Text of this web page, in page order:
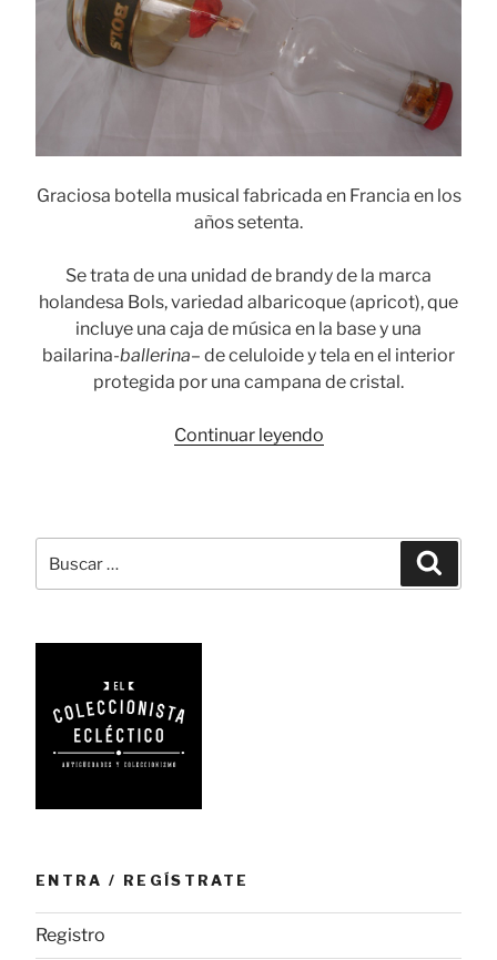
Graciosa botella musical fabricada en Francia en los
años setenta.
Se trata de una unidad de brandy de la marca
holandesa Bols, variedad albaricoque (apricot), que
incluye una caja de música en la base y una
bailarina-ballerina– de celuloide y tela en el interior
protegida por una campana de cristal.
Continuar leyendo«La
por:
ENTRA / REGÍSTRATE
Registro